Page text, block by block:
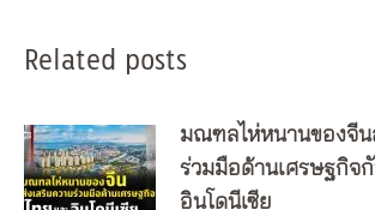
Related posts
มณฑลไห่หนานของจีน
ร่วมมือด้านเศรษฐกิจ
อินโดนีเซีย